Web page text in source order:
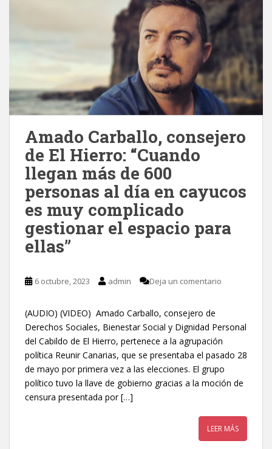
Amado Carballo, consejero
de El Hierro: “Cuando
llegan más de 600
personas al día en cayucos
es muy complicado
gestionar el espacio para
ellas”
6 octubre, 2023 admin Deja un comentario
(AUDIO) (VIDEO) Amado Carballo, consejero de
Derechos Sociales, Bienestar Social y Dignidad Personal
del Cabildo de El Hierro, pertenece a la agrupación
política Reunir Canarias, que se presentaba el pasado 28
de mayo por primera vez a las elecciones. El grupo
político tuvo la llave de gobierno gracias a la moción de
censura presentada por […]
LEER MÁS